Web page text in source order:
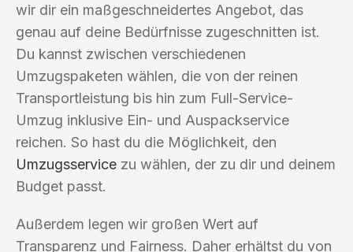
wir dir ein maßgeschneidertes Angebot, das
genau auf deine Bedürfnisse zugeschnitten ist.
Du kannst zwischen verschiedenen
Umzugspaketen wählen, die von der reinen
Transportleistung bis hin zum Full-Service-
Umzug inklusive Ein- und Auspackservice
reichen. So hast du die Möglichkeit, den
Umzugsservice zu wählen, der zu dir und deinem
Budget passt.
Außerdem legen wir großen Wert auf
Transparenz und Fairness. Daher erhältst du von